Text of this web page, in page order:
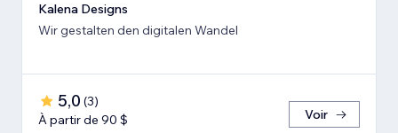
Kalena Designs
Wir gestalten den digitalen Wandel
5,0 (3)
À partir de 90 $
Voir